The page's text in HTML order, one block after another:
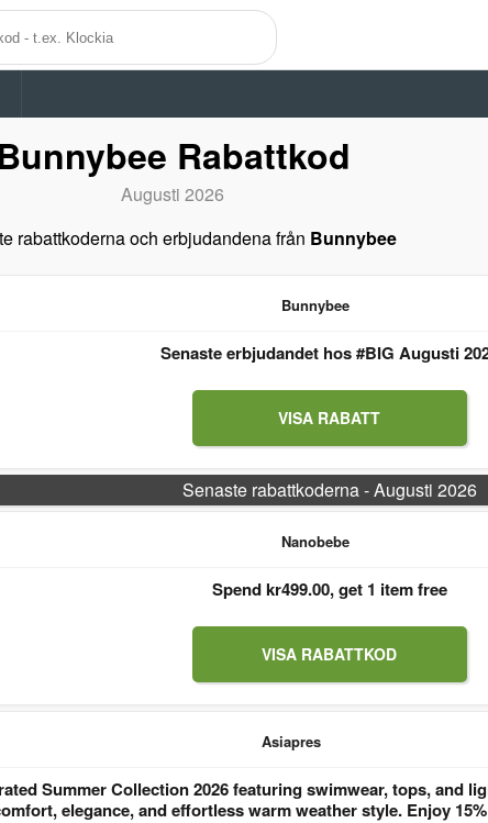
Rabattkod
Augusti 2026
rabattkoderna och erbjudandena från Bunnybee
Bunnybee
Senaste erbjudandet hos #BIG Augusti
VISA RABATT
Senaste rabattkoderna - Augusti 2026
Nanobebe
Spend kr499.00, get 1 item free
VISA RABATTKOD
Asiapres
Summer Collection 2026 featuring swimwear, tops, and
elegance, and effortless warm weather style. Enjoy